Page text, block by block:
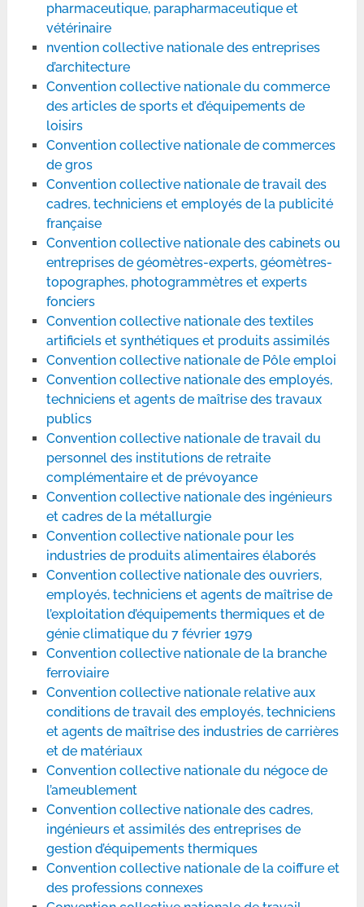
pharmaceutique, parapharmaceutique et
vétérinaire
nvention collective nationale des entreprises
d’architecture
Convention collective nationale du commerce
des articles de sports et d’équipements de
loisirs
Convention collective nationale de commerces
de gros
Convention collective nationale de travail des
cadres, techniciens et employés de la publicité
française
Convention collective nationale des cabinets ou
entreprises de géomètres-experts, géomètres-
topographes, photogrammètres et experts
fonciers
Convention collective nationale des textiles
artificiels et synthétiques et produits assimilés
Convention collective nationale de Pôle emploi
Convention collective nationale des employés,
techniciens et agents de maîtrise des travaux
publics
Convention collective nationale de travail du
personnel des institutions de retraite
complémentaire et de prévoyance
Convention collective nationale des ingénieurs
et cadres de la métallurgie
Convention collective nationale pour les
industries de produits alimentaires élaborés
Convention collective nationale des ouvriers,
employés, techniciens et agents de maîtrise de
l’exploitation d’équipements thermiques et de
génie climatique du 7 février 1979
Convention collective nationale de la branche
ferroviaire
Convention collective nationale relative aux
conditions de travail des employés, techniciens
et agents de maîtrise des industries de carrières
et de matériaux
Convention collective nationale du négoce de
l’ameublement
Convention collective nationale des cadres,
ingénieurs et assimilés des entreprises de
gestion d’équipements thermiques
Convention collective nationale de la coiffure et
des professions connexes